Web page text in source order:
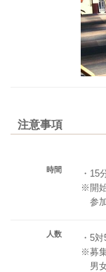
注意事項
時間
・15
※開
参加
人数
・5
※募
男女